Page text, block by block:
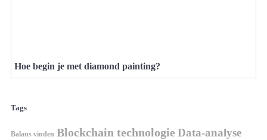
Hoe begin je met diamond painting?
Tags
Balans vinden Blockchain technologieData-analyse